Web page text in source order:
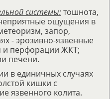
системы:тошнота,
ощущения в
запор,
- эрозивно-язвенные
и перфорации ЖКТ;
печени.
в единичных случаях
кишки с
язвенного колита.